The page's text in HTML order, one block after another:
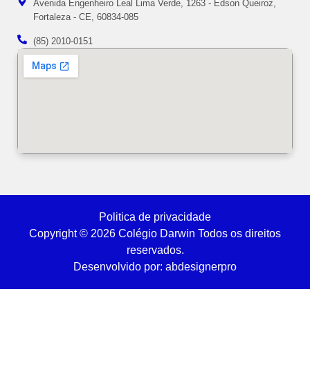
Avenida Engenheiro Leal Lima Verde, 1263 - Edson Queiroz,
Fortaleza - CE, 60834-085
(85) 2010-0151
Politica de privacidade
Copyright © 2026 Colégio Darwin Todos os direitos
reservados.
Desenvolvido por: abdesignerpro